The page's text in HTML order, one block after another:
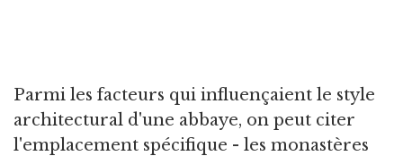
Parmi les facteurs qui influençaient le style
architectural d'une abbaye, on peut citer
l'emplacement spécifique - les monastères